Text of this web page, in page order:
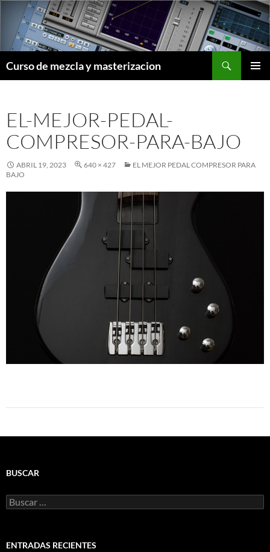
contenido
Curso de mezcla y masterizacion
EL-MEJOR-PEDAL-
COMPRESOR-PARA-BAJO
ABRIL 19, 2023 640 × 427
EL MEJOR PEDAL COMPRESOR PARA
BAJO
BUSCAR
Buscar:
ENTRADAS RECIENTES